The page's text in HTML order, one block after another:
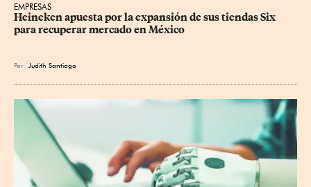
EMPRESAS
Heineken apuesta por la expansión de sus tiendas Six
para recuperar mercado en México
Por Judith Santiago